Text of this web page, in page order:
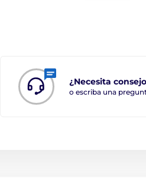
¿Necesita
o escriba una